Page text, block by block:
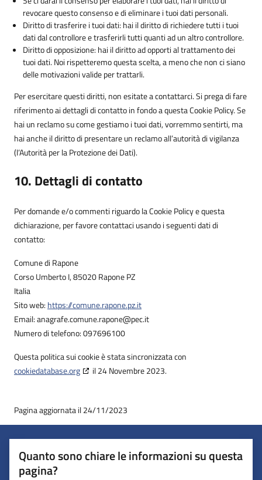
revocare questo consenso e di eliminare i tuoi dati personali.
Diritto di trasferire i tuoi dati: hai il diritto di richiedere tutti i tuoi
dati dal controllore e trasferirli tutti quanti ad un altro controllore.
Diritto di opposizione: hai il diritto ad opporti al trattamento dei
tuoi dati. Noi rispetteremo questa scelta, a meno che non ci siano
delle motivazioni valide per trattarli.
Per esercitare questi diritti, non esitate a contattarci. Si prega di fare
riferimento ai dettagli di contatto in fondo a questa Cookie Policy. Se
hai un reclamo su come gestiamo i tuoi dati, vorremmo sentirti, ma
hai anche il diritto di presentare un reclamo all’autorità di vigilanza
(l’Autorità per la Protezione dei Dati).
10. Dettagli di contatto
Per domande e/o commenti riguardo la Cookie Policy e questa
dichiarazione, per favore contattaci usando i seguenti dati di
contatto:
Comune di Rapone
Corso Umberto I, 85020 Rapone PZ
Italia
Sito web: https://comune.rapone.pz.it
Email:anagrafe.comune.rapone@pec.it
Numero di telefono: 097696100
Questa politica sui cookie è stata sincronizzata con
cookiedatabase.org
il 24 Novembre 2023.
Pagina aggiornata il 24/11/2023
Quanto sono chiare le informazioni su questa
pagina?